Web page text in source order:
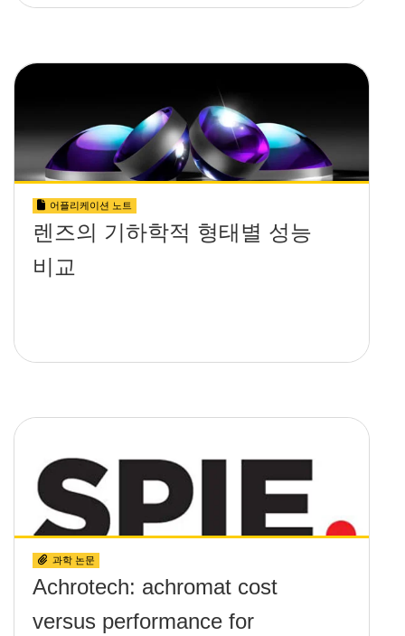
어플리케이션 노트
렌즈의 기하학적 형태별 성능
비교
과학 논문
Achrotech: achromat cost
versus performance for